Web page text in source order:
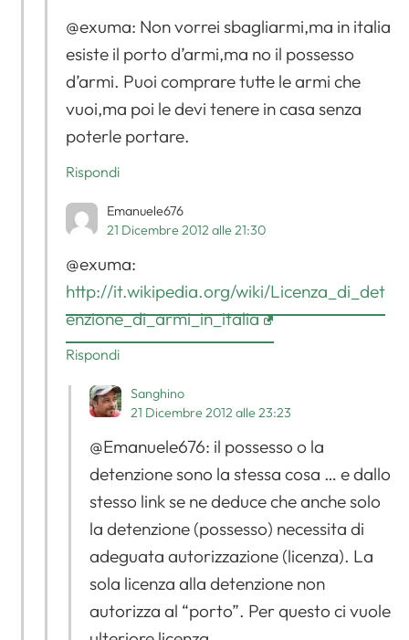
@exuma: Non vorrei sbagliarmi,ma in italia
esiste il porto d’armi,ma no il possesso
d’armi. Puoi comprare tutte le armi che
vuoi,ma poi le devi tenere in casa senza
poterle portare.
Rispondi
Emanuele676
21 Dicembre 2012 alle 21:30
@exuma:
http://it.wikipedia.org/wiki/Licenza_di_det
enzione_di_armi_in_italia
Rispondi
Sanghino
21 Dicembre 2012 alle 23:23
@Emanuele676: il possesso o la
detenzione sono la stessa cosa … e dallo
stesso link se ne deduce che anche solo
la detenzione (possesso) necessita di
adeguata autorizzazione (licenza). La
sola licenza alla detenzione non
autorizza al “porto”. Per questo ci vuole